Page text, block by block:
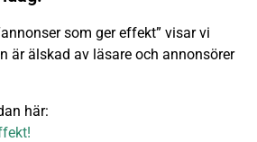
som ger effekt” visar vi
är älskad av läsare och annonsörer
här: